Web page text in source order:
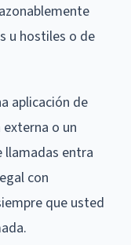
u hostiles o de
aplicación de
o un
entra
con
que usted